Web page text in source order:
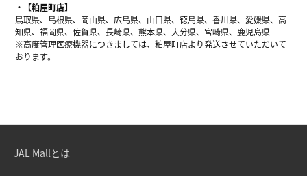
【粕屋町店】
鳥取県、島根県、岡山県、広島県、山口県、徳島県、香川県、愛媛県、高
知県、福岡県、佐賀県、長崎県、熊本県、大分県、宮崎県、鹿児島県
※高度管理医療機器につきましては、粕屋町店より発送させていただいて
おります。
JAL Mallとは